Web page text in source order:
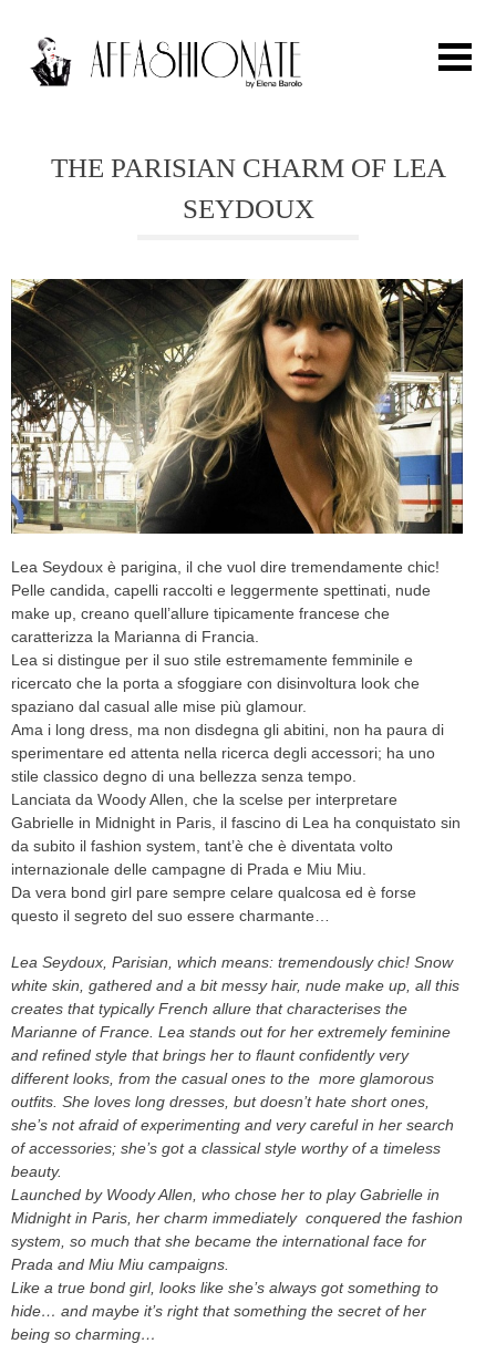
FASHION
OUTFIT
BEAUTY
TRAVEL
PARTIES
CELEB
VIDEO
PRESS
CONTACT
ABOUT
ARCHIVES
CONTACT
HOME
THE PARISIAN CHARM OF LEA
SEYDOUX
Lea Seydoux è parigina, il che vuol dire tremendamente chic!
Pelle candida, capelli raccolti e leggermente spettinati, nude
make up, creano quell’allure tipicamente francese che
caratterizza la Marianna di Francia.
Lea si distingue per il suo stile estremamente femminile e
ricercato che la porta a sfoggiare con disinvoltura look che
spaziano dal casual alle mise più glamour.
Ama i long dress, ma non disdegna gli abitini, non ha paura di
sperimentare ed attenta nella ricerca degli accessori; ha uno
stile classico degno di una bellezza senza tempo.
Lanciata da Woody Allen, che la scelse per interpretare
Gabrielle in Midnight in Paris, il fascino di Lea ha conquistato sin
da subito il fashion system, tant’è che è diventata volto
internazionale delle campagne di Prada e Miu Miu.
Da vera bond girl pare sempre celare qualcosa ed è forse
questo il segreto del suo essere charmante…
Lea Seydoux, Parisian, which means: tremendously chic! Snow
white skin, gathered and a bit messy hair, nude make up, all this
creates that typically French allure that characterises the
Marianne of France. Lea stands out for her extremely feminine
and refined style that brings her to flaunt confidently very
different looks, from the casual ones to the more glamorous
outfits. She loves long dresses, but doesn’t hate short ones,
she’s not afraid of experimenting and very careful in her search
of accessories; she’s got a classical style worthy of a timeless
beauty.
Launched by Woody Allen, who chose her to play Gabrielle in
Midnight in Paris, her charm immediately conquered the fashion
system, so much that she became the international face for
Prada and Miu Miu campaigns.
Like a true bond girl, looks like she’s always got something to
hide… and maybe it’s right that something the secret of her
being so charming…